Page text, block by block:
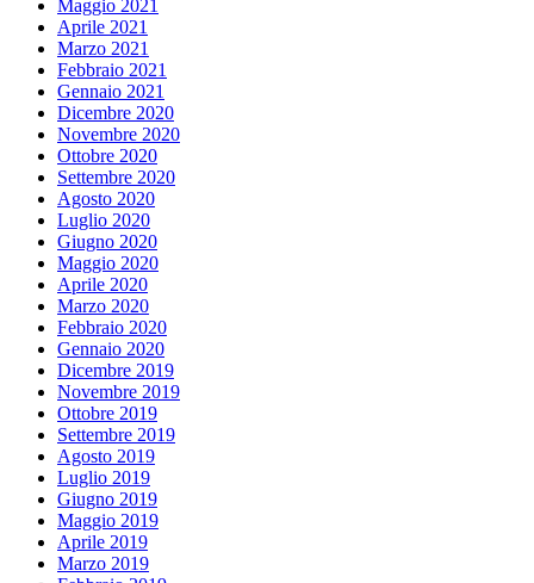
Maggio 2021
Aprile 2021
Marzo 2021
Febbraio 2021
Gennaio 2021
Dicembre 2020
Novembre 2020
Ottobre 2020
Settembre 2020
Agosto 2020
Luglio 2020
Giugno 2020
Maggio 2020
Aprile 2020
Marzo 2020
Febbraio 2020
Gennaio 2020
Dicembre 2019
Novembre 2019
Ottobre 2019
Settembre 2019
Agosto 2019
Luglio 2019
Giugno 2019
Maggio 2019
Aprile 2019
Marzo 2019